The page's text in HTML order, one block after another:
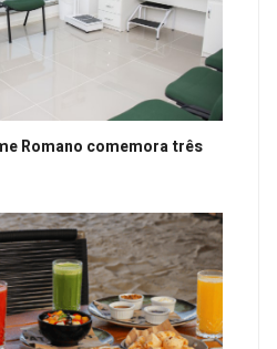
Romano comemora três